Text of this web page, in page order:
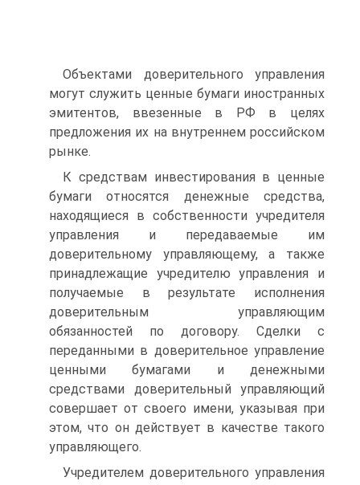
Объектами доверительного управления
могут служить ценные бумаги иностранных
эмитентов, ввезенные в РФ в целях
предложе­ния их на внутреннем российском
рынке.
К средствам инвестирования в ценные
бумаги относятся денеж­ные средства,
находящиеся в собственности учредителя
управления и передаваемые им
доверительному управляющему, а также
при­надлежащие учредителю управления и
получаемые в результате ис­полнения
доверительным управляющим
обязанностей по договору. Сделки с
переданными в доверительное управление
ценными бума­гами и денежными
средствами доверительный управляющий
со­вершает от своего имени, указывая при
этом, что он действует в качестве такого
управляющего.
Учредителем доверительного управления